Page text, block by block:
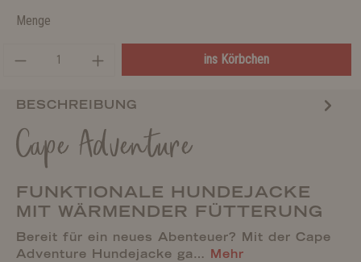
Menge
ins Körbchen
BESCHREIBUNG
Cape Adventure
FUNKTIONALE HUNDEJACKE
MIT WÄRMENDER FÜTTERUNG
Bereit für ein neues Abenteuer? Mit der Cape
Adventure Hundejacke ga… Mehr